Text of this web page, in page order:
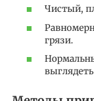
Чистый,
грязи.